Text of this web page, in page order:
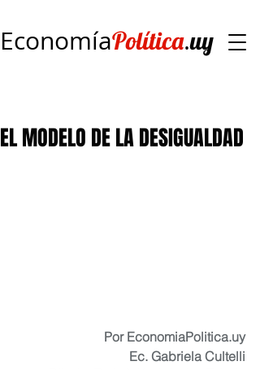
EconomíaPolítica.uy
EL MODELO DE LA DESIGUALDAD
Por EconomiaPolitica.uy
Ec. Gabriela Cultelli